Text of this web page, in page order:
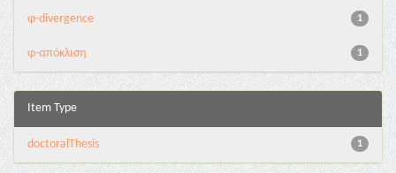
1
φ-divergence
1
φ-απόκλιση
Item Type
1
doctoralThesis